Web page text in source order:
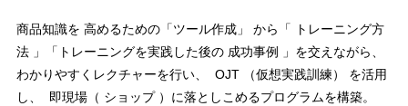
商品知識を 高めるための「ツール作成」 から「 トレーニング方
法 」「トレーニングを実践した後の 成功事例 」を交えながら、
わかりやすくレクチャーを行い、 OJT （仮想実践訓練） を活用
し、 即現場（ ショップ ）に落としこめるプログラムを構築。